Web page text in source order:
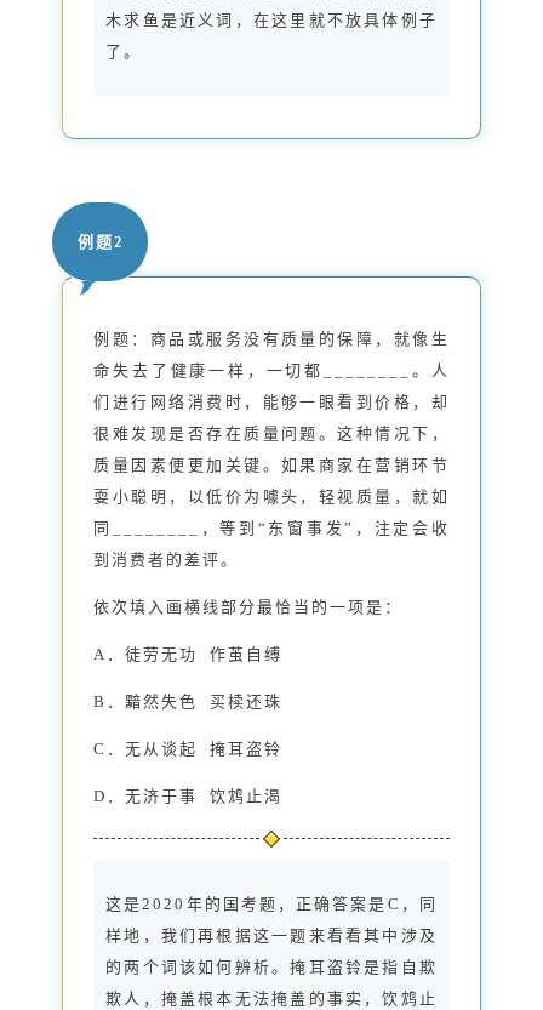
木求鱼是近义词，在这里就不放具体例子
了。
例题2
例题：商品或服务没有质量的保障，就像生
命失去了健康一样，一切都________。人
们进行网络消费时，能够一眼看到价格，却
很难发现是否存在质量问题。这种情况下，
质量因素便更加关键。如果商家在营销环节
耍小聪明，以低价为噱头，轻视质量，就如
同________，等到“东窗事发”，注定会收
到消费者的差评。
依次填入画横线部分最恰当的一项是：
A．徒劳无功 作茧自缚
B．黯然失色 买椟还珠
C．无从谈起 掩耳盗铃
D．无济于事 饮鸩止渴
这是2020年的国考题，正确答案是C，同
样地，我们再根据这一题来看看其中涉及
的两个词该如何辨析。掩耳盗铃是指自欺
欺人，掩盖根本无法掩盖的事实，饮鸩止